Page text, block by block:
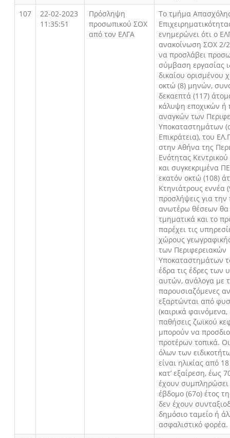
107
22-02-2023
11:35:51
Πρόσληψη
προσωπικού ΣΟΧ
από τον ΕΛΓΑ
Το τμήμα
ενημερώνει ότι ο
ανακοίνωση ΣΟΧ 2/
να προσλάβει
σύμβαση εργασίας
δικαίου ορισμένου
οκτώ (8) μηνών,
δεκαεπτά (117)
κάλυψη εποχικών ή
αναγκών των
Υποκαταστημάτων
Επικράτεια), του
στην Αθήνα της
Ενότητας
και συγκεκριμένα
εκατόν οκτώ (108)
Κτηνιάτρους εννέα
προσλήψεις για
ανωτέρω θέσεων θα
τμηματικά και το
παρέχει τις
χώρους
των Περιφερειακών
Υποκαταστημάτων
έδρα τις έδρες των
αυτών, ανάλογα με
παρουσιαζόμενες
εξαρτώνται από
(καιρικά φαινόμενα,
παθήσεις ζωϊκού
μπορούν να
προτέρων τοπικά.
όλων των
είναι ηλικίας από
κατ’ εξαίρεση, έως
έχουν συμπληρώσει
έβδομο (67ο) έτος
δεν έχουν
δημόσιο ταμείο ή
ασφαλιστικό φορέα.